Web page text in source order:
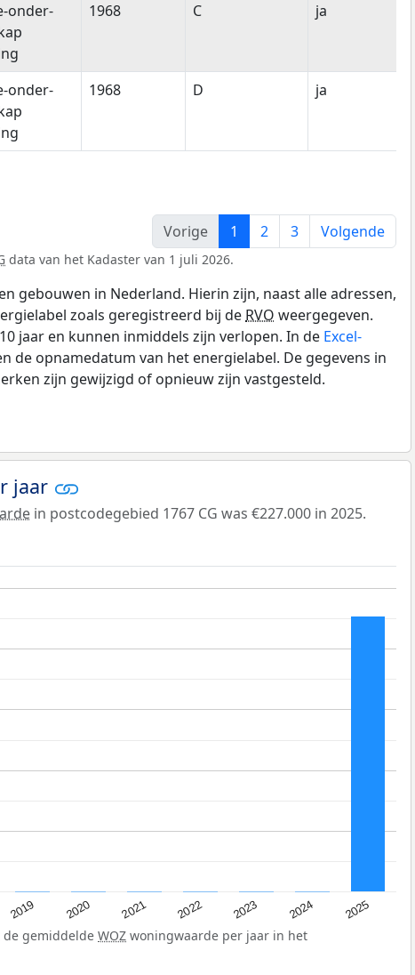
onder-
1968 C ja
onder-
1968 D ja
Vorige
1 2 3 Volgende
data van het Kadaster van 1 juli 2026.
gebouwen in Nederland. Hierin zijn, naast alle adressen,
zoals geregistreerd bij de RVO weergegeven.
jaar en kunnen inmiddels zijn verlopen. In de Excel-
de opnamedatum van het energielabel. De gegevens in
zijn gewijzigd of opnieuw zijn vastgesteld.
jaar
in postcodegebied 1767 CG was €227.000 in 2025.
2019 2020 2021 2022 2023 2024 2025
de gemiddelde WOZ woningwaarde per jaar in het